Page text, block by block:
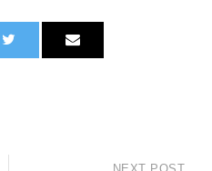
NEXT POST